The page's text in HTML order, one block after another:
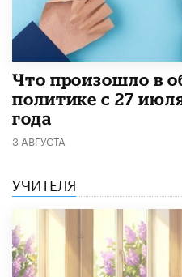
​Что произошло в
политике с 27
года
3 АВГУСТА
УЧИТЕЛЯ